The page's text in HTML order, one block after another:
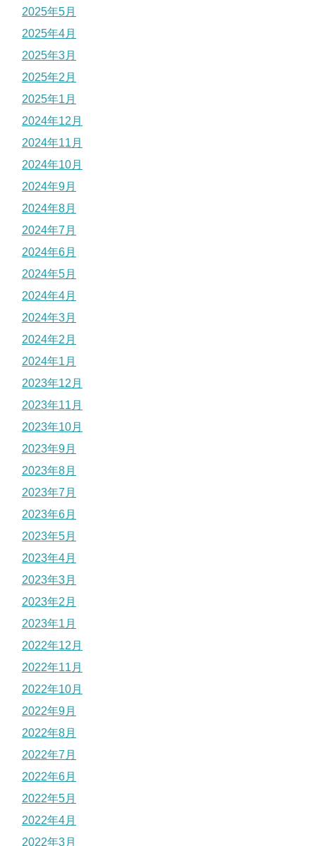
2025年5月
2025年4月
2025年3月
2025年2月
2025年1月
2024年12月
2024年11月
2024年10月
2024年9月
2024年8月
2024年7月
2024年6月
2024年5月
2024年4月
2024年3月
2024年2月
2024年1月
2023年12月
2023年11月
2023年10月
2023年9月
2023年8月
2023年7月
2023年6月
2023年5月
2023年4月
2023年3月
2023年2月
2023年1月
2022年12月
2022年11月
2022年10月
2022年9月
2022年8月
2022年7月
2022年6月
2022年5月
2022年4月
2022年3月